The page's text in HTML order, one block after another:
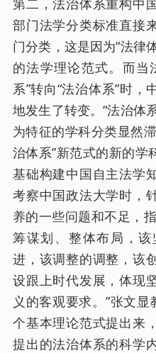
部门法学分类标准直接
门分类，这是因为“法律
的法学理论范式。而当
系”转向“法治体系”时
地发生了转变。“法治体
为特征的学科分类显然
治体系”新范式的新的学
基础构建中国自主法学
考察中国政法大学时，
养的一些问题和不足，
筹谋划、整体布局，
进，该调整的调整，该
设跟上时代发展，体现
义的客观要求。”张文显
个基本理论范式提出来
提出的法治体系的科学